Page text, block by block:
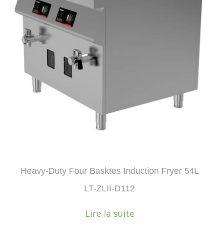
Heavy-Duty Four Basktes Induction Fryer 54L
LT-ZLII-D112
Lire la suite